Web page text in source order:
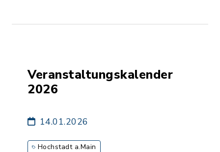
Veranstaltungskalender
2026
14.01.2026
Hochstadt a.Main